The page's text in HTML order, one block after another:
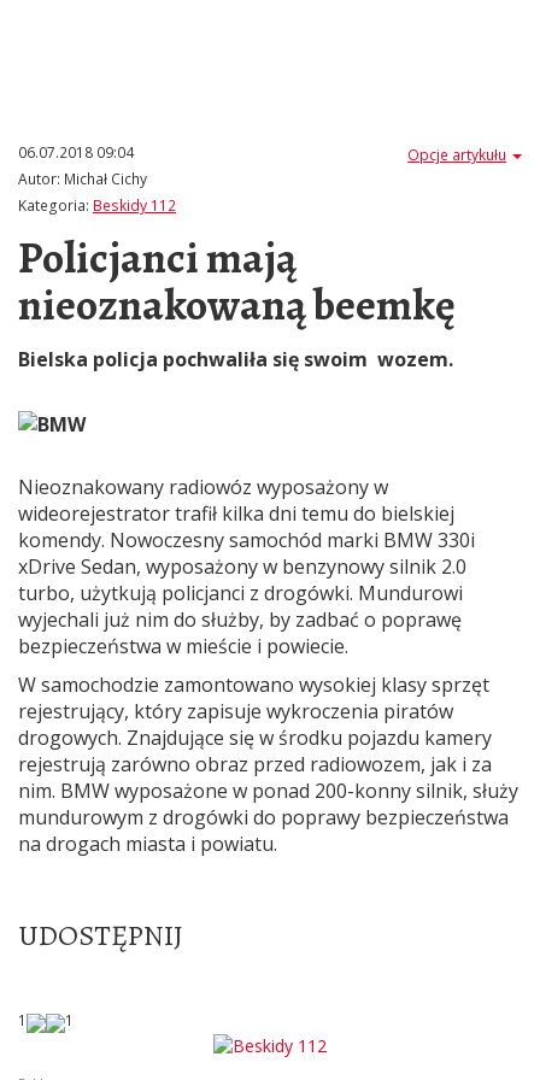
Opcje artykułu
06.07.2018 09:04
Autor: Michał Cichy
Kategoria: Beskidy 112
Policjanci mają
nieoznakowaną beemkę
Bielska policja pochwaliła się swoim wozem.
Nieoznakowany radiowóz wyposażony w
wideorejestrator trafił kilka dni temu do bielskiej
komendy. Nowoczesny samochód marki BMW 330i
xDrive Sedan, wyposażony w benzynowy silnik 2.0
turbo, użytkują policjanci z drogówki. Mundurowi
wyjechali już nim do służby, by zadbać o poprawę
bezpieczeństwa w mieście i powiecie.
W samochodzie zamontowano wysokiej klasy sprzęt
rejestrujący, który zapisuje wykroczenia piratów
drogowych. Znajdujące się w środku pojazdu kamery
rejestrują zarówno obraz przed radiowozem, jak i za
nim. BMW wyposażone w ponad 200-konny silnik, służy
mundurowym z drogówki do poprawy bezpieczeństwa
na drogach miasta i powiatu.
UDOSTĘPNIJ
1 1